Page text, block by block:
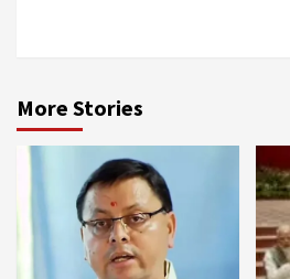
More Stories